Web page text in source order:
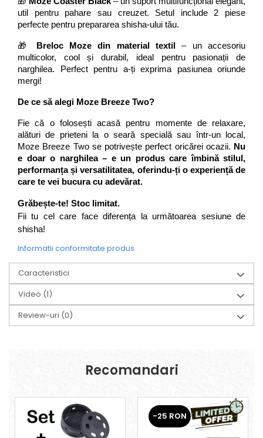
util pentru pahare sau creuzet. Setul include 2 piese
perfecte pentru prepararea shisha-ului tău.
🎁 Breloc Moze din material textil
– un accesoriu
multicolor, cool și durabil, ideal pentru pasionații de
narghilea. Perfect pentru a-ți exprima pasiunea oriunde
mergi!
De ce să alegi Moze Breeze Two?
Fie că o folosești acasă pentru momente de relaxare,
alături de prieteni la o seară specială sau într-un local,
Moze Breeze Two se potrivește perfect oricărei ocazii. Nu
e doar o narghilea – e un produs care îmbină stilul,
performanța și versatilitatea, oferindu-ți o experiență de
care te vei bucura cu adevărat.
Grăbește-te! Stoc limitat.
Fii tu cel care face diferența la următoarea sesiune de
shisha!
Informatii conformitate produs
Caracteristici
Video (1)
Review-uri (0)
Recomandari
-25 RON